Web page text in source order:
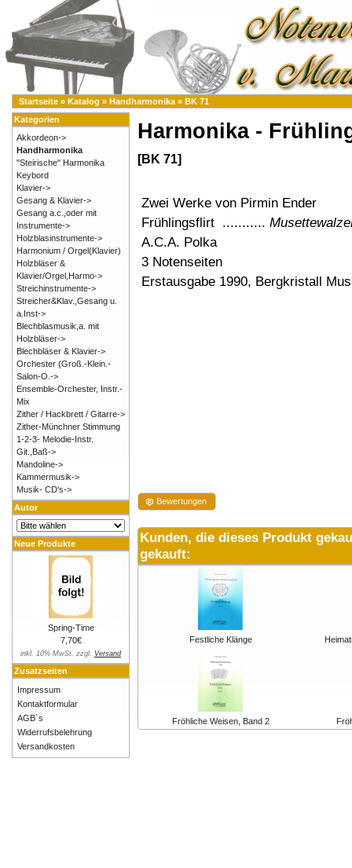
Startseite » Katalog » Handharmonika » BK 71
Harmonika -
[BK 71]
Zwei Werke von Pirmin Ender
Frühlingsflirt ...........
A.C.A. Polka
3 Notenseiten
Erstausgabe 1990, Bergkristall
Bewertungen
Kunden, die dieses Produkt
gekauft:
Festliche Klänge
Fröhliche Weisen, Band 2
Kategorien
Akkordeon->
Handharmonika
"Steirische" Harmonika
Keybord
Klavier->
Gesang & Klavier->
Gesang a.c.,oder mit
Instrumente->
Holzblasinstrumente->
Harmonium / Orgel(Klavier)
Holzbläser &
Klavier/Orgel,Harmo->
Streichinstrumente->
Streicher&Klav.,Gesang u.
a.Inst->
Blechblasmusik,a. mit
Holzbläser->
Blechbläser & Klavier->
Orchester (Groß.-Klein.-
Salon-O.->
Ensemble-Orchester, Instr.-
Mix
Zither / Hackbrett / Gitarre->
Zither-Münchner Stimmung
1-2-3- Melodie-Instr.
Git.,Baß->
Mandoline->
Kammermusik->
Musik- CD's->
Autor
Neue Produkte
Spring-Time
7,70€
inkl. 10% MwSt. zzgl. Versand
Zusatzseiten
Impressum
Kontaktformular
AGB´s
Widerrufsbelehrung
Versandkosten